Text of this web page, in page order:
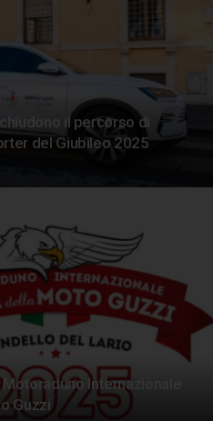
il percorso di
del Giubileo 2025
Internazionale
Guzzi